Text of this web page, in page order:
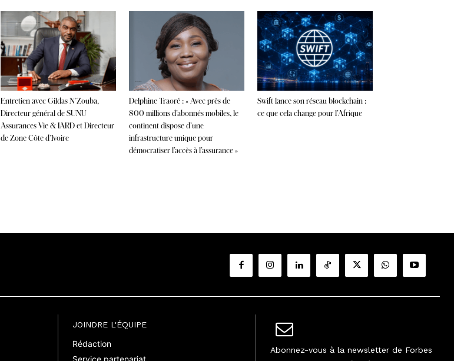
Entretien avec Gildas N’Zouba,
Directeur général de SUNU
Assurances Vie & IARD et Directeur
de Zone Côte d’Ivoire
Delphine Traoré : « Avec près de
800 millions d’abonnés mobiles, le
continent dispose d’une
infrastructure unique pour
démocratiser l’accès à l’assurance »
Swift lance son réseau blockchain :
ce que cela change pour l’Afrique
JOINDRE L'ÉQUIPE
Rédaction
Service partenariat
Abonnez-vous à la newsletter de Forbes